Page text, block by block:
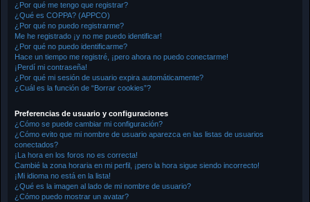
¿Por qué me tengo que registrar?
¿Qué es COPPA? (APPCO)
¿Por qué no puedo registrarme?
Me he registrado ¡y no me puedo identificar!
¿Por qué no puedo identificarme?
Hace un tiempo me registré, ¡pero ahora no puedo conectarme!
¡Perdí mi contraseña!
¿Por qué mi sesión de usuario expira automáticamente?
¿Cuál es la función de “Borrar cookies”?
Preferencias de usuario y configuraciones
¿Cómo se puede cambiar mi configuración?
¿Cómo evito que mi nombre de usuario aparezca en las listas de usuarios
conectados?
¡La hora en los foros no es correcta!
Cambié la zona horaria en mi perfil, ¡pero la hora sigue siendo incorrecto!
¡Mi idioma no está en la lista!
¿Qué es la imagen al lado de mi nombre de usuario?
¿Cómo puedo mostrar un avatar?